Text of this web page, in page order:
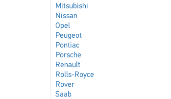
Mitsubishi
Nissan
Opel
Peugeot
Pontiac
Porsche
Renault
Rolls-Royce
Rover
Saab